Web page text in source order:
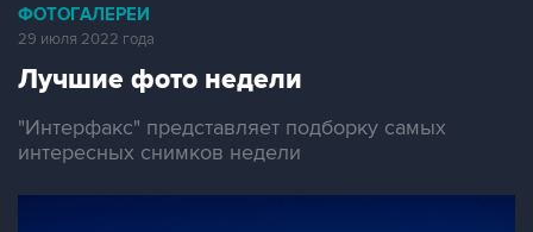
ФОТОГАЛЕРЕИ
29 июля 2022 года
Лучшие фото недели
"Интерфакс" представляет подборку самых
интересных снимков недели